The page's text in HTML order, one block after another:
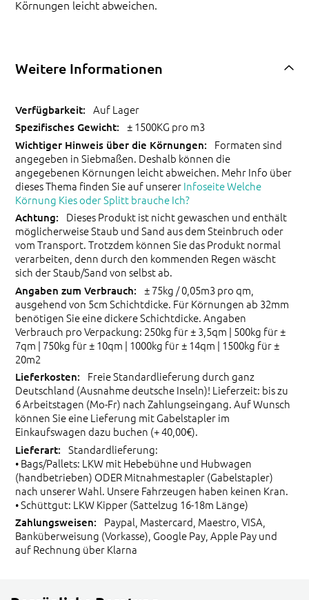
Körnungen leicht abweichen.
Weitere Informationen
Auf Lager
± 1500KG pro m3
Formaten sind
angegeben in Siebmaßen. Deshalb können die
angegebenen Körnungen leicht abweichen. Mehr Info über
dieses Thema finden Sie auf unsererInfoseite Welche
Körnung Kies oder Splitt brauche Ich?
Dieses Produkt ist nicht gewaschen und enthält
möglicherweise Staub und Sand aus dem Steinbruch oder
vom Transport. Trotzdem können Sie das Produkt normal
verarbeiten, denn durch den kommenden Regen wäscht
sich der Staub/Sand von selbst ab.
± 75kg / 0,05m3 pro qm,
ausgehend von 5cm Schichtdicke. Für Körnungen ab 32mm
benötigen Sie eine dickere Schichtdicke. Angaben
Verbrauch pro Verpackung: 250kg für ± 3,5qm | 500kg für ±
7qm | 750kg für ± 10qm | 1000kg für ± 14qm | 1500kg für ±
20m2
Freie Standardlieferung durch ganz
Deutschland (Ausnahme deutsche Inseln)! Lieferzeit: bis zu
6 Arbeitstagen (Mo-Fr) nach Zahlungseingang. Auf Wunsch
können Sie eine Lieferung mit Gabelstapler im
Einkaufswagen dazu buchen (+ 40,00€).
Standardlieferung:
• Bags/Pallets: LKW mit Hebebühne und Hubwagen
(handbetrieben) ODER Mitnahmestapler (Gabelstapler)
nach unserer Wahl. Unsere Fahrzeugen haben keinen Kran.
• Schüttgut: LKW Kipper (Sattelzug 16-18m Länge)
Paypal, Mastercard, Maestro, VISA,
Banküberweisung (Vorkasse), Google Pay, Apple Pay und
auf Rechnung über Klarna